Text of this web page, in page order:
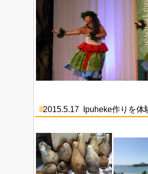
2015.5.17 Ipuheke作りを体